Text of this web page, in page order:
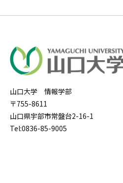
山口大学 情報学部
〒755-8611
山口県宇部市常盤台2-16-1
Tel:0836-85-9005